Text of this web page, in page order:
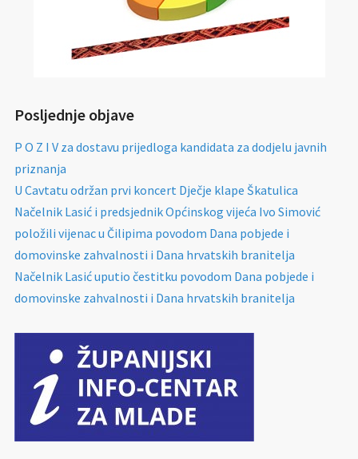
Posljednje objave
P O Z I V za dostavu prijedloga kandidata za dodjelu javnih
priznanja
U Cavtatu održan prvi koncert Dječje klape Škatulica
Načelnik Lasić i predsjednik Općinskog vijeća Ivo Simović
položili vijenac u Čilipima povodom Dana pobjede i
domovinske zahvalnosti i Dana hrvatskih branitelja
Načelnik Lasić uputio čestitku povodom Dana pobjede i
domovinske zahvalnosti i Dana hrvatskih branitelja